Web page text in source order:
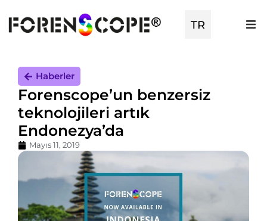
TR
EN
Haberler
Forenscope’un benzersiz
teknolojileri artık
Endonezya’da
Mayıs 11, 2019